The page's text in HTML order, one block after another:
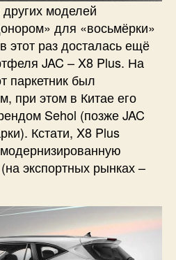
моделей
для «восьмёрки»
этот раз досталась ещё
JAC – X8 Plus. На
паркетник был
при этом в Китае его
Sehol (позже JAC
Кстати, X8 Plus
экспортных рынках –